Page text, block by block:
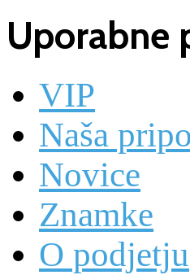
Uporabne
VIP
Naša
Novice
Znamke
O podjetju